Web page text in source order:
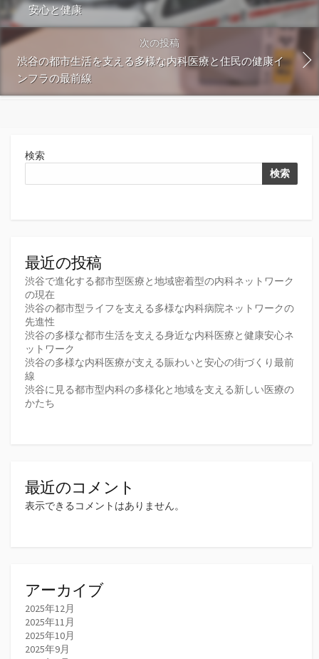
安心と健康
次の投稿
渋谷の都市生活を支える多様な内科医療と住民の健康イ
ンフラの最前線
検索
検索
最近の投稿
渋谷で進化する都市型医療と地域密着型の内科ネットワーク
の現在
渋谷の都市型ライフを支える多様な内科病院ネットワークの
先進性
渋谷の多様な都市生活を支える身近な内科医療と健康安心ネ
ットワーク
渋谷の多様な内科医療が支える賑わいと安心の街づくり最前
線
渋谷に見る都市型内科の多様化と地域を支える新しい医療の
かたち
最近のコメント
表示できるコメントはありません。
アーカイブ
2025年12月
2025年11月
2025年10月
2025年9月